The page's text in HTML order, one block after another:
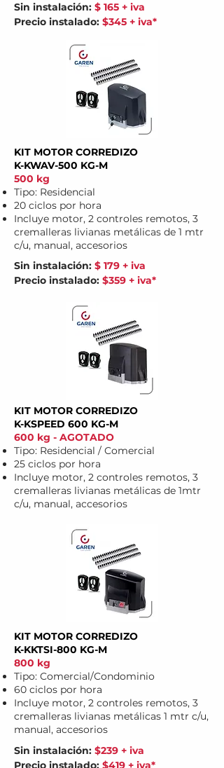
Sin instalación: $ 165 + iva
Precio instalado: $345 + iva*
KIT MOTOR CORREDIZO
K-KWAV-500 KG-M
500 kg
Tipo: Residencial
20 ciclos por hora
Incluye motor, 2 controles remotos, 3
cremalleras livianas metálicas de 1 mtr
c/u, manual, accesorios
Sin instalación: $ 179 + iva
Precio instalado: $359 + iva*
KIT MOTOR CORREDIZO
K-KSPEED 600 KG-M
600 kg - AGOTADO
Tipo: Residencial / Comercial
25 ciclos por hora
Incluye motor, 2 controles remotos, 3
cremalleras livianas metálicas de 1mtr
c/u, manual, accesorios
KIT MOTOR CORREDIZO
K-KKTSI-800 KG-M
800 kg
Tipo: Comercial/Condominio
60 ciclos por hora
Incluye motor, 2 controles remotos, 3
cremalleras livianas metálicas 1 mtr c/u,
manual, accesorios
Sin instalación: $239 + iva
Precio instalado: $419 + iva*